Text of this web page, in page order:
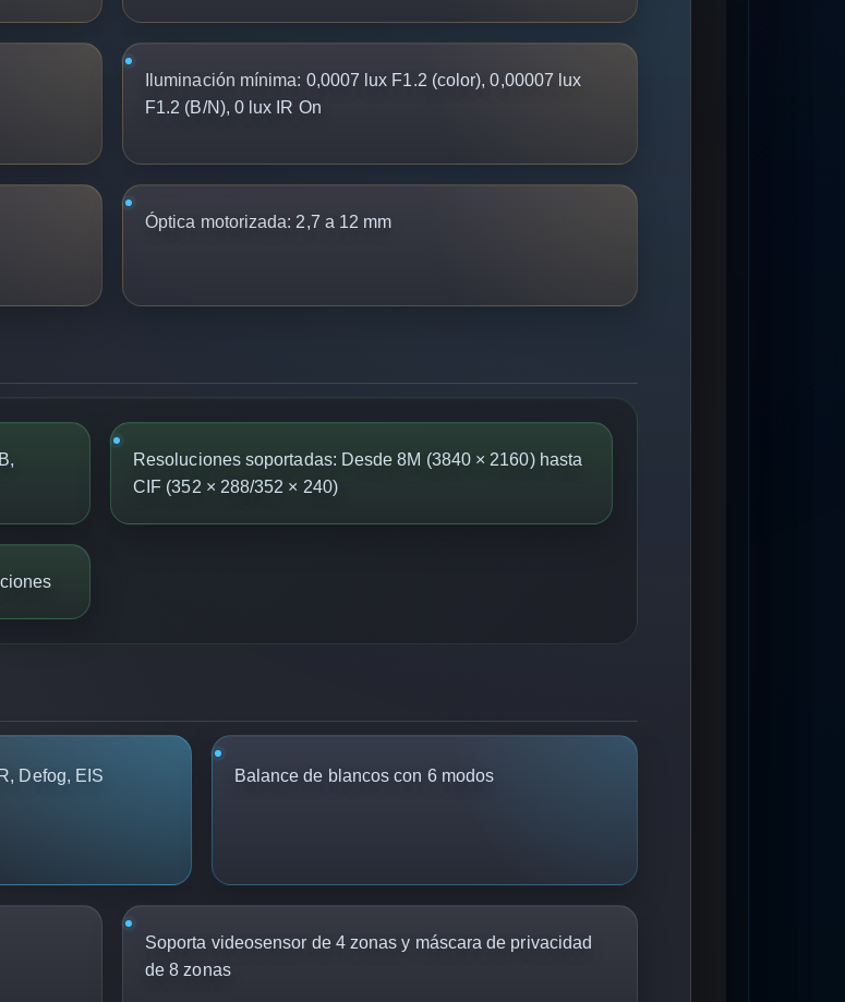
Iluminación mínima: 0,0007 lux F1.2 (color), 0,00007 lux
F1.2 (B/N), 0 lux IR On
Óptica motorizada: 2,7 a 12 mm
Resoluciones soportadas: Desde 8M (3840 × 2160) hasta
CIF (352 × 288/352 × 240)
Defog, EIS Balance de blancos con 6 modos
Soporta videosensor de 4 zonas y máscara de privacidad
de 8 zonas